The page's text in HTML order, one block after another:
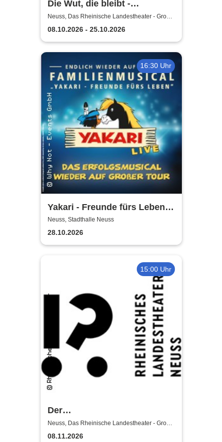
Die Wut, die bleibt -
Rheinische Landestheater
Neuss
Neuss, Das Rheinische Landestheater - Große
Bühne
08.10.2026 - 25.10.2026
16:30 Uhr
Yakari - Freunde fürs Leben -
Das Musical für die ganze
Familie
Neuss, Stadthalle Neuss
28.10.2026
15:00 Uhr
Der
satanarchäolügenialkohöllische
Wunschpunsch - Rheinisches
Neuss, Das Rheinische Landestheater - Große
Bühne
08.11.2026